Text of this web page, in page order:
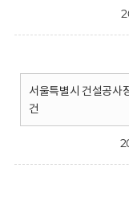
서울특별시 건설공사
건